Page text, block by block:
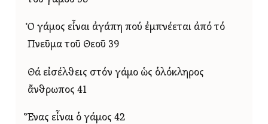
Ὁ γάμος εἶναι ἀγάπη πού ἐμπνέεται ἀπό τό
Πνεῦμα τοῦ Θεοῦ 39
Θά εἰσέλθεις στόν γάμο ὡς ὁλόκληρος
ἄνθρωπος 41
Ἕνας εἶναι ὁ γάμος 42